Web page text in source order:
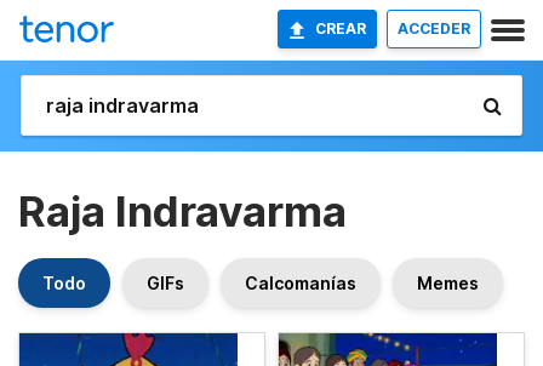
CREAR ACCEDER
Raja Indravarma
Todo GIFs Calcomanías Memes